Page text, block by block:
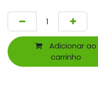
Adicionar ao
carrinho